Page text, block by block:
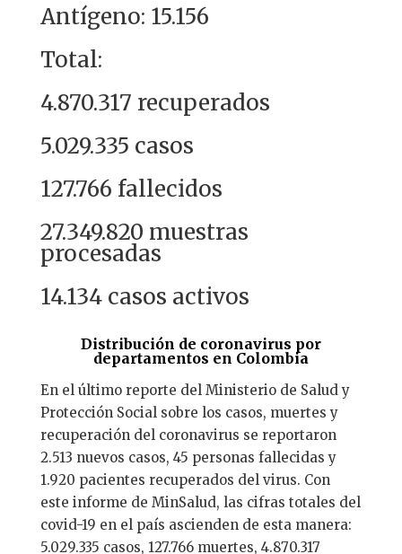
Antígeno: 15.156
Total:
4.870.317 recuperados
5.029.335 casos
127.766 fallecidos
27.349.820 muestras
procesadas
14.134 casos activos
Distribución de coronavirus por
departamentos en Colombia
En el último reporte del Ministerio de Salud y
Protección Social sobre los casos, muertes y
recuperación del coronavirus se reportaron
2.513 nuevos casos, 45 personas fallecidas y
1.920 pacientes recuperados del virus. Con
este informe de MinSalud, las cifras totales del
covid-19 en el país ascienden de esta manera:
5.029.335 casos, 127.766 muertes, 4.870.317